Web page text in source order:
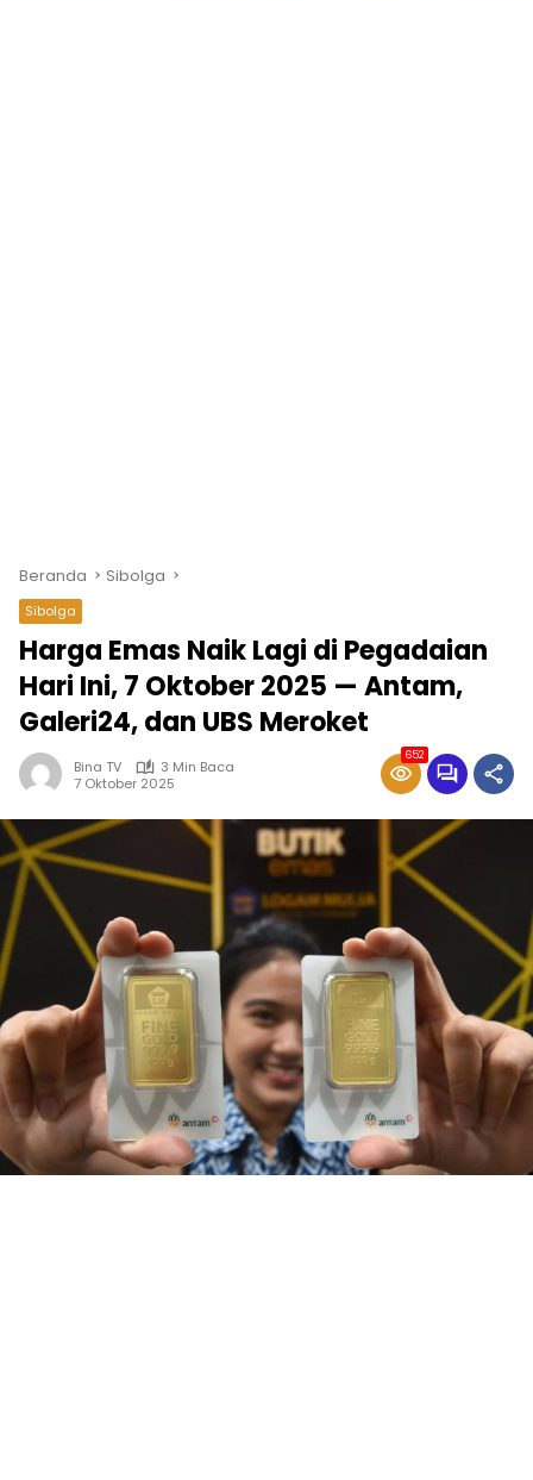
Beranda Sibolga
Sibolga
Harga Emas Naik Lagi di Pegadaian
Hari Ini, 7 Oktober 2025 — Antam,
Galeri24, dan UBS Meroket
Bina TV
3 Min Baca
7 Oktober 2025
652